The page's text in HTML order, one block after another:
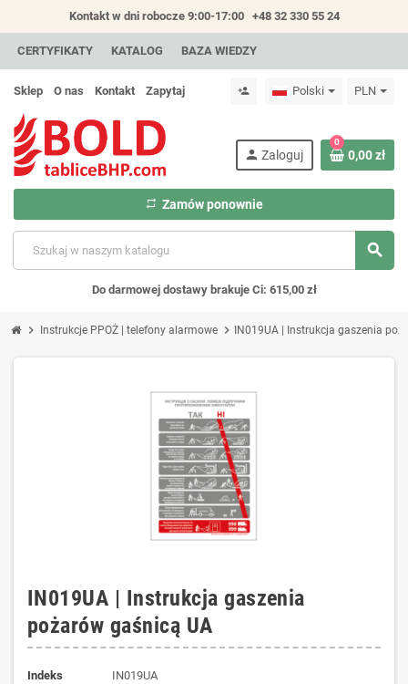
Kontakt w dni robocze 9:00-17:00 +48 32 330 55 24
CERTYFIKATY KATALOG BAZA WIEDZY
Sklep O nas Kontakt Zapytaj person_add Polski PLN
search
person Zaloguj
repeat Zamów ponownie
0
0,00 zł
Do darmowej dostawy brakuje Ci: 615,00 zł
chevron_right Instrukcje PPOŻ | telefony alarmowe chevron_right IN019UA | Instrukcja gaszenia
IN019UA | Instrukcja gaszenia
pożarów gaśnicą UA
Indeks
IN019UA